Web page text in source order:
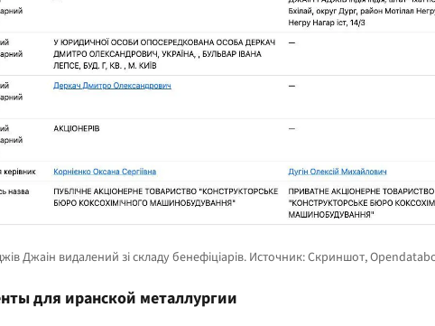
для иранской металлургии